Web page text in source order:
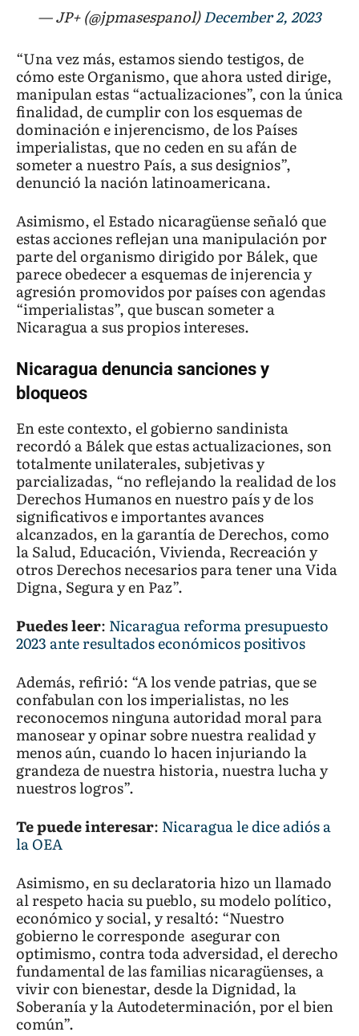
— JP+ (@jpmasespanol)December 2, 2023
“Una vez más, estamos siendo testigos, de
cómo este Organismo, que ahora usted dirige,
manipulan estas “actualizaciones”, con la única
finalidad, de cumplir con los esquemas de
dominación e injerencismo, de los Países
imperialistas, que no ceden en su afán de
someter a nuestro País, a sus designios”,
denunció la nación latinoamericana.
Asimismo, el Estado nicaragüense señaló que
estas acciones reflejan una manipulación por
parte del organismo dirigido por Bálek, que
parece obedecer a esquemas de injerencia y
agresión promovidos por países con agendas
“imperialistas”, que buscan someter a
Nicaragua a sus propios intereses.
Nicaragua denuncia sanciones y
bloqueos
En este contexto, el gobierno sandinista
recordó a Bálek que estas actualizaciones, son
totalmente unilaterales, subjetivas y
parcializadas, “no reflejando la realidad de los
Derechos Humanos en nuestro país y de los
significativos e importantes avances
alcanzados, en la garantía de Derechos, como
la Salud, Educación, Vivienda, Recreación y
otros Derechos necesarios para tener una Vida
Digna, Segura y en Paz”.
Puedes leer: Nicaragua reforma presupuesto
2023 ante resultados económicos positivos
Además, refirió: “A los vende patrias, que se
confabulan con los imperialistas, no les
reconocemos ninguna autoridad moral para
manosear y opinar sobre nuestra realidad y
menos aún, cuando lo hacen injuriando la
grandeza de nuestra historia, nuestra lucha y
nuestros logros”.
Te puede interesar: Nicaragua le dice adiós a
la OEA
Asimismo, en su declaratoria hizo un llamado
al respeto hacia su pueblo, su modelo político,
económico y social, y resaltó: “Nuestro
gobierno le corresponde asegurar con
optimismo, contra toda adversidad, el derecho
fundamental de las familias nicaragüenses, a
vivir con bienestar, desde la Dignidad, la
Soberanía y la Autodeterminación, por el bien
común”.